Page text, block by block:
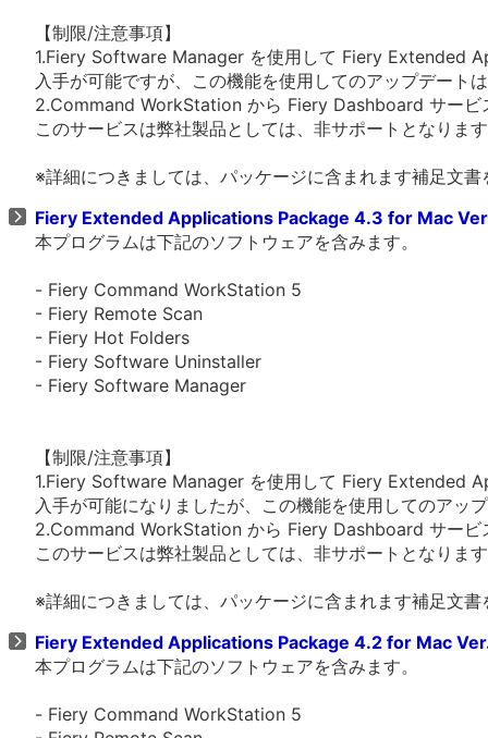
【制限/注意事項】
1.Fiery Software Manager を使用して Fiery Extended
入手が可能ですが、この機能を使用してのアップデート
2.Command WorkStation から Fiery Dashboard サービ
このサービスは弊社製品としては、非サポートとなりま
※詳細につきましては、パッケージに含まれます補足文
Fiery Extended Applications Package 4.3 for Mac
本プログラムは下記のソフトウェアを含みます。
- Fiery Command WorkStation 5
- Fiery Remote Scan
- Fiery Hot Folders
- Fiery Software Uninstaller
- Fiery Software Manager
【制限/注意事項】
1.Fiery Software Manager を使用して Fiery Extended
入手が可能になりましたが、この機能を使用してのアッ
2.Command WorkStation から Fiery Dashboard サービ
このサービスは弊社製品としては、非サポートとなりま
※詳細につきましては、パッケージに含まれます補足文
Fiery Extended Applications Package 4.2 for Mac
本プログラムは下記のソフトウェアを含みます。
- Fiery Command WorkStation 5